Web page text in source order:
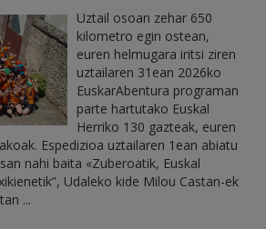
Uztail osoan zehar 650
kilometro egin ostean,
euren helmugara iritsi ziren
uztailaren 31ean 2026ko
EuskarAbentura programan
parte hartutako Euskal
Herriko 130 gazteak, euren
Espedizioa uztailaren 1ean abiatu
nahi baita «Zuberoatik, Euskal
Udaleko kide Milou Castan-ek
...